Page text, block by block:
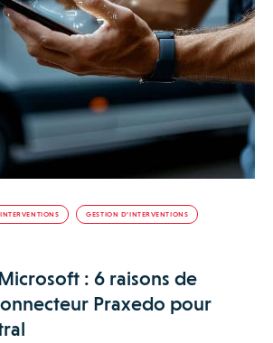
GESTION D’INTERVENTIONS
: 6 raisons de
Praxedo pour